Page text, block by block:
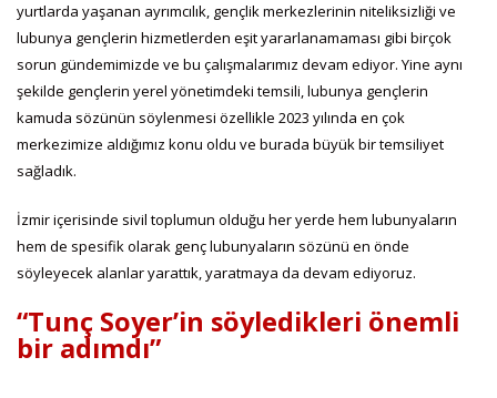
yurtlarda yaşanan ayrımcılık, gençlik merkezlerinin niteliksizliği ve
lubunya gençlerin hizmetlerden eşit yararlanamaması gibi birçok
sorun gündemimizde ve bu çalışmalarımız devam ediyor. Yine aynı
şekilde gençlerin yerel yönetimdeki temsili, lubunya gençlerin
kamuda sözünün söylenmesi özellikle 2023 yılında en çok
merkezimize aldığımız konu oldu ve burada büyük bir temsiliyet
sağladık.
İzmir içerisinde sivil toplumun olduğu her yerde hem lubunyaların
hem de spesifik olarak genç lubunyaların sözünü en önde
söyleyecek alanlar yarattık, yaratmaya da devam ediyoruz.
“Tunç Soyer’in söyledikleri önemli
bir adımdı”